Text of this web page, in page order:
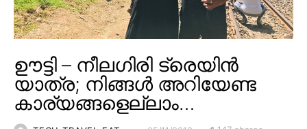
ഊട്ടി – നീലഗിരി ട്രെയിൻ
യാത്ര; നിങ്ങൾ അറിയേണ്ട
കാര്യങ്ങളെല്ലാം…